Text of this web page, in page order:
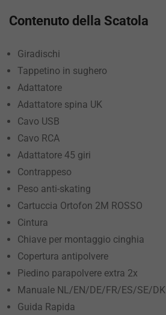
Contenuto della Scatola
Giradischi
Tappetino in sughero
Adattatore
Adattatore spina UK
Cavo USB
Cavo RCA
Adattatore 45 giri
Contrappeso
Peso anti-skating
Cartuccia Ortofon 2M ROSSO
Cintura
Chiave per montaggio cinghia
Copertura antipolvere
Piedino parapolvere extra 2x
Manuale NL/EN/DE/FR/ES/SE/DK
Guida Rapida